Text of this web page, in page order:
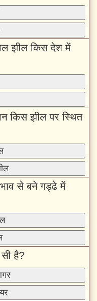
झील किस देश में
किस झील पर स्थित
से बने गड्ढे में
है?